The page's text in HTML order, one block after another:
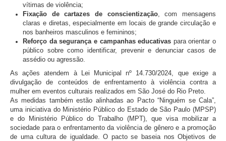
vítimas de violência;
Fixação de cartazes de conscientização, com mensagens
claras e diretas, especialmente em locais de grande circulação e
nos banheiros masculinos e femininos;
Reforço da segurança e campanhas educativas para orientar o
público sobre como identificar, prevenir e denunciar casos de
assédio ou agressão.
As ações atendem à Lei Municipal nº 14.730/2024, que exige a
divulgação de conteúdos de enfrentamento à violência contra a
mulher em eventos culturais realizados em São José do Rio Preto.
As medidas também estão alinhadas ao Pacto “Ninguém se Cala”,
uma iniciativa do Ministério Público do Estado de São Paulo (MPSP)
e do Ministério Público do Trabalho (MPT), que visa mobilizar a
sociedade para o enfrentamento da violência de gênero e a promoção
de uma cultura de igualdade. O pacto se baseia nos Objetivos de